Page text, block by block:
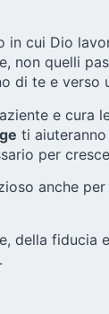
in cui Dio
quelli
te e verso
e cura
ti
per
anche
della